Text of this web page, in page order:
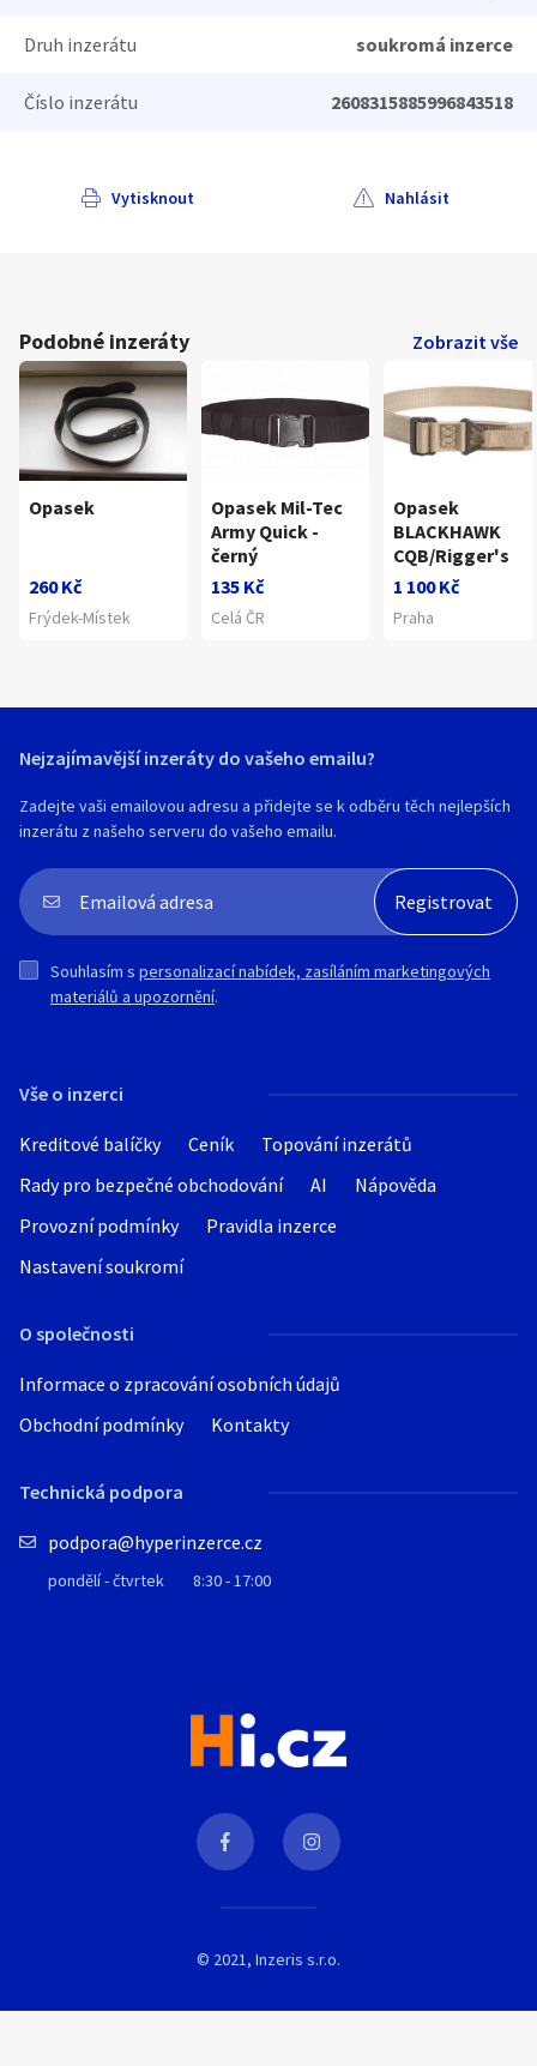
Druh inzerátu soukromá inzerce
Číslo inzerátu 2608315885996843518
Vytisknout Nahlásit
Podobné inzeráty Zobrazit vše
Opasek
260 Kč
Frýdek-Místek
Opasek Mil-Tec
Army Quick -
černý
135 Kč
Celá ČR
Opasek
BLACKHAWK
CQB/Rigger's
1 100 Kč
Praha
Vše o inzerci
Kreditové balíčky Ceník
Topování inzerátů
Rady pro bezpečné obchodování
AI
Nápověda
Provozní podmínky
Pravidla inzerce
Nastavení soukromí
O společnosti
Informace o zpracování osobních údajů
Obchodní podmínky
Kontakty
Technická podpora
podpora@hyperinzerce.cz
pondělí - čtvrtek 8:30 - 17:00
Nejzajímavější inzeráty do vašeho emailu?
Zadejte vaši emailovou adresu a přidejte se k odběru těch nejlepších
inzerátu z našeho serveru do vašeho emailu.
Souhlasím s personalizací nabídek, zasíláním marketingových
materiálů a upozornění.
© 2021, Inzeris s.r.o.